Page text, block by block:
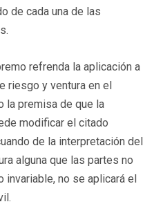
de cada una de las
refrenda la aplicación a
riesgo y ventura en el
la premisa de que la
modificar el citado
de la interpretación del
alguna que las partes no
invariable, no se aplicará el